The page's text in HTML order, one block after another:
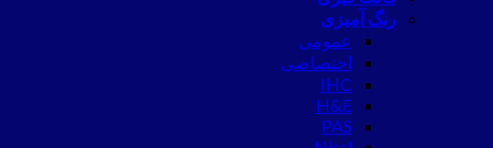
رنگ آمیزی
عمومی
اختصاصی
IHC
H&E
PAS